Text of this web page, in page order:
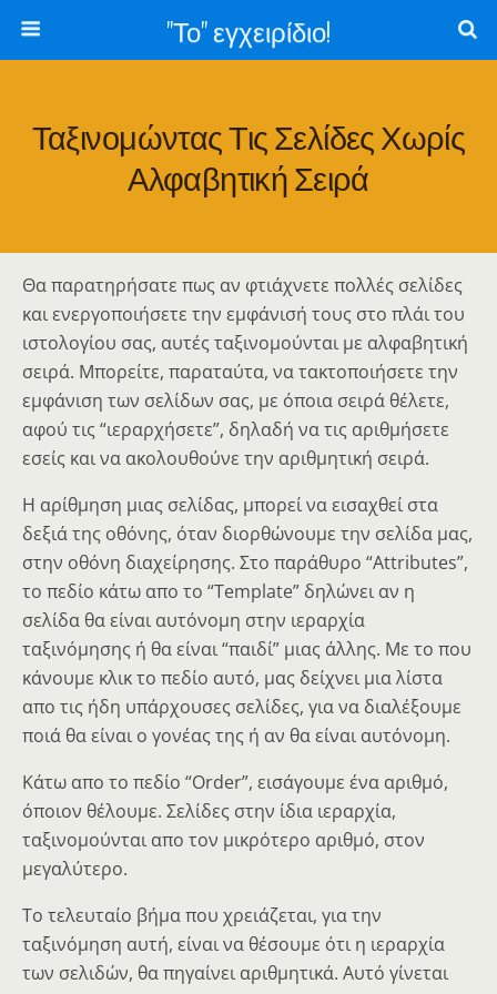
"Το" εγχειρίδιο!
Ταξινομώντας Τις Σελίδες Χωρίς
Αλφαβητική Σειρά
Θα παρατηρήσατε πως αν φτιάχνετε πολλές σελίδες
και ενεργοποιήσετε την εμφάνισή τους στο πλάι του
ιστολογίου σας, αυτές ταξινομούνται με αλφαβητική
σειρά. Μπορείτε, παραταύτα, να τακτοποιήσετε την
εμφάνιση των σελίδων σας, με όποια σειρά θέλετε,
αφού τις “ιεραρχήσετε”, δηλαδή να τις αριθμήσετε
εσείς και να ακολουθούνε την αριθμητική σειρά.
Η αρίθμηση μιας σελίδας, μπορεί να εισαχθεί στα
δεξιά της οθόνης, όταν διορθώνουμε την σελίδα μας,
στην οθόνη διαχείρησης. Στο παράθυρο “Attributes”,
το πεδίο κάτω απο το “Template” δηλώνει αν η
σελίδα θα είναι αυτόνομη στην ιεραρχία
ταξινόμησης ή θα είναι “παιδί” μιας άλλης. Με το που
κάνουμε κλικ το πεδίο αυτό, μας δείχνει μια λίστα
απο τις ήδη υπάρχουσες σελίδες, για να διαλέξουμε
ποιά θα είναι ο γονέας της ή αν θα είναι αυτόνομη.
Κάτω απο το πεδίο “Order”, εισάγουμε ένα αριθμό,
όποιον θέλουμε. Σελίδες στην ίδια ιεραρχία,
ταξινομούνται απο τον μικρότερο αριθμό, στον
μεγαλύτερο.
Το τελευταίο βήμα που χρειάζεται, για την
ταξινόμηση αυτή, είναι να θέσουμε ότι η ιεραρχία
των σελιδών, θα πηγαίνει αριθμητικά. Αυτό γίνεται